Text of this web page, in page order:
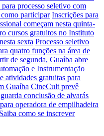
processo seletivo com
como participar Inscrições para
começam nesta quinta-
cursos gratuitos no Instituto
sexta Processo seletivo
quatro funções na área de
de segunda, Guaíba abre
e Instrumentação
atividades gratuitas para
Guaíba CineCult prevê
conclusão de alvarás
operadora de empilhadeira
como se inscrever